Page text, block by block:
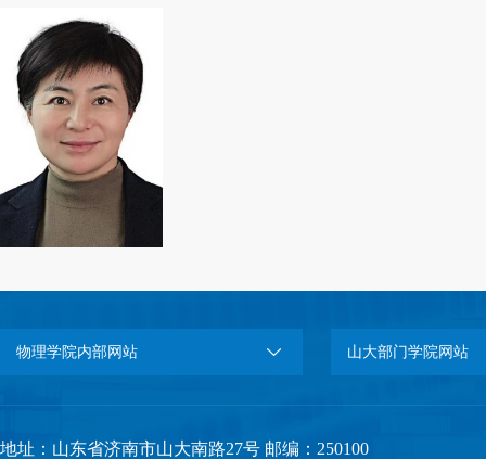
物理学院内部网站 山大部门学院网站
地址：山东省济南市山大南路27号 邮编：250100